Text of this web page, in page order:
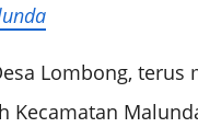
Lombong,
Kecamatan